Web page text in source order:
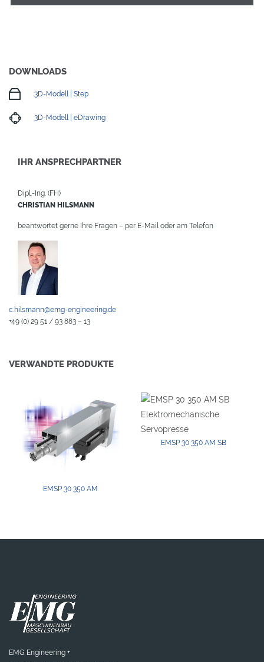
DOWNLOADS
3D-Modell | Step
3D-Modell | eDrawing
IHR ANSPRECHPARTNER
Dipl.-Ing. (FH)
CHRISTIAN HILSMANN
beantwortet gerne Ihre Fragen – per E-Mail oder am Telefon
c.hilsmann@emg-engineering.de
+49 (0) 29 51 / 93 883 – 13
VERWANDTE PRODUKTE
EMSP 30 350 AM
EMSP 30 350 AM SB
EMG Engineering +